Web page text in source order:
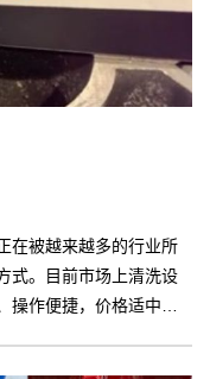
在被越来越多的行业所
式。目前市场上清洗设
作便捷，价格适中，